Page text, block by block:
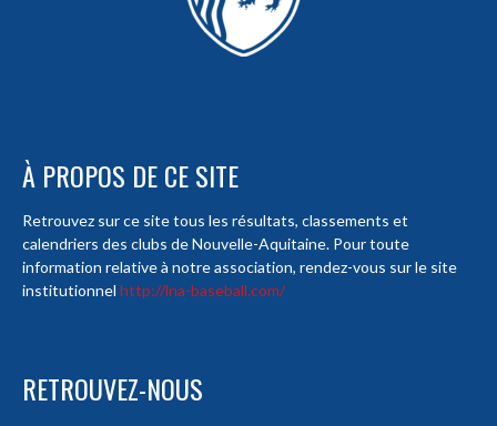
À PROPOS DE CE SITE
Retrouvez sur ce site tous les résultats, classements et
calendriers des clubs de Nouvelle-Aquitaine. Pour toute
information relative à notre association, rendez-vous sur le site
institutionnel http://lna-baseball.com/
RETROUVEZ-NOUS